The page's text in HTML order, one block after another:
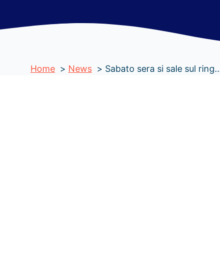
Home News Sabato sera si sale sul